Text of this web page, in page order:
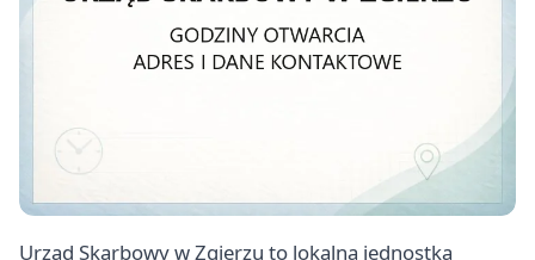
Urząd Skarbowy w Zgierzu to lokalna jednostka